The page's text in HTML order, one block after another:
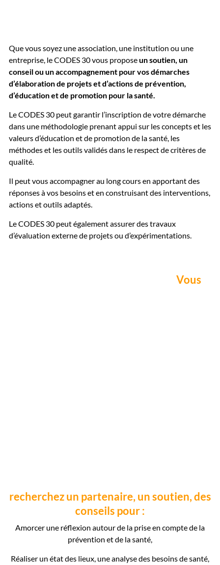
Que vous soyez une association, une institution ou une
entreprise, le CODES 30 vous proposeun soutien, un
conseil ou un accompagnement pour vos démarches
d’élaboration de projets et d’actions de prévention,
d’éducation et de promotion pour la santé.
Le CODES 30 peut garantir l’inscription de votre démarche
dans une méthodologie prenant appui sur les concepts et les
valeurs d’éducation et de promotion de la santé, les
méthodes et les outils validés dans le respect de critères de
qualité.
Il peut vous accompagner au long cours en apportant des
réponses à vos besoins et en construisant des interventions,
actions et outils adaptés.
Le CODES 30 peut également assurer des travaux
d’évaluation externe de projets ou d’expérimentations.
Vous
recherchez un partenaire, un soutien, des
conseils pour :
Amorcer une réflexion autour de la prise en compte de la
prévention et de la santé,
Réaliser un état des lieux, une analyse des besoins de santé,